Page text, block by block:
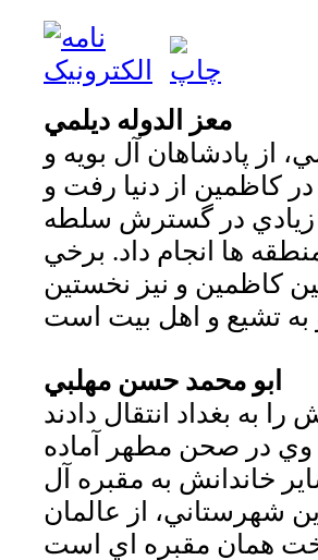
معز الدوله ديلمي
از پادشاهان آل بويه و
بغداد است. وي در 358 ق در كاظمين از دنيا رفت و
زيادي در گسترش سلطه
ها انجام داد. برخي
كاظمين و نيز نخستين
ابو محمد حسن مهلبي
به بغداد انتقال دادند
وي در صحن مطهر آماده
خاندانش به مقبره آل
شهرستاني، از عالمان
همان مقبره اي است